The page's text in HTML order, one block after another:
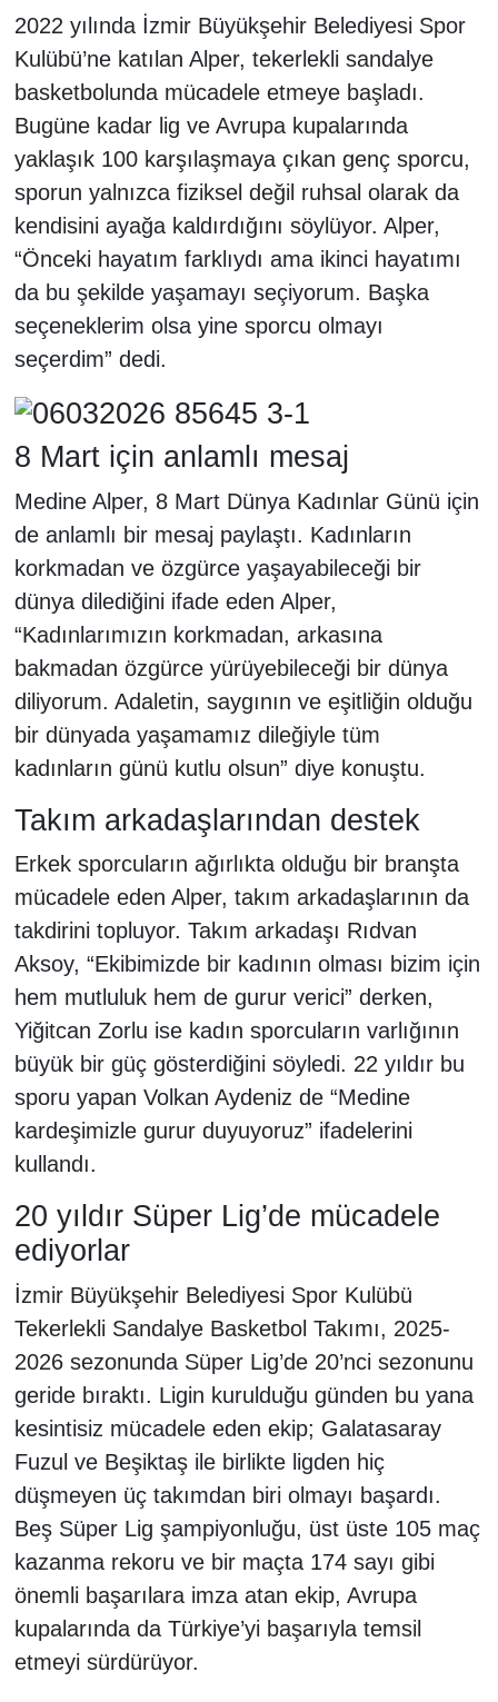
2022 yılında İzmir Büyükşehir Belediyesi Spor
Kulübü’ne katılan Alper, tekerlekli sandalye
basketbolunda mücadele etmeye başladı.
Bugüne kadar lig ve Avrupa kupalarında
yaklaşık 100 karşılaşmaya çıkan genç sporcu,
sporun yalnızca fiziksel değil ruhsal olarak da
kendisini ayağa kaldırdığını söylüyor. Alper,
“Önceki hayatım farklıydı ama ikinci hayatımı
da bu şekilde yaşamayı seçiyorum. Başka
seçeneklerim olsa yine sporcu olmayı
seçerdim” dedi.
8 Mart için anlamlı mesaj
Medine Alper, 8 Mart Dünya Kadınlar Günü için
de anlamlı bir mesaj paylaştı. Kadınların
korkmadan ve özgürce yaşayabileceği bir
dünya dilediğini ifade eden Alper,
“Kadınlarımızın korkmadan, arkasına
bakmadan özgürce yürüyebileceği bir dünya
diliyorum. Adaletin, saygının ve eşitliğin olduğu
bir dünyada yaşamamız dileğiyle tüm
kadınların günü kutlu olsun” diye konuştu.
Takım arkadaşlarından destek
Erkek sporcuların ağırlıkta olduğu bir branşta
mücadele eden Alper, takım arkadaşlarının da
takdirini topluyor. Takım arkadaşı Rıdvan
Aksoy, “Ekibimizde bir kadının olması bizim için
hem mutluluk hem de gurur verici” derken,
Yiğitcan Zorlu ise kadın sporcuların varlığının
büyük bir güç gösterdiğini söyledi. 22 yıldır bu
sporu yapan Volkan Aydeniz de “Medine
kardeşimizle gurur duyuyoruz” ifadelerini
kullandı.
20 yıldır Süper Lig’de mücadele
ediyorlar
İzmir Büyükşehir Belediyesi Spor Kulübü
Tekerlekli Sandalye Basketbol Takımı, 2025-
2026 sezonunda Süper Lig’de 20’nci sezonunu
geride bıraktı. Ligin kurulduğu günden bu yana
kesintisiz mücadele eden ekip; Galatasaray
Fuzul ve Beşiktaş ile birlikte ligden hiç
düşmeyen üç takımdan biri olmayı başardı.
Beş Süper Lig şampiyonluğu, üst üste 105 maç
kazanma rekoru ve bir maçta 174 sayı gibi
önemli başarılara imza atan ekip, Avrupa
kupalarında da Türkiye’yi başarıyla temsil
etmeyi sürdürüyor.